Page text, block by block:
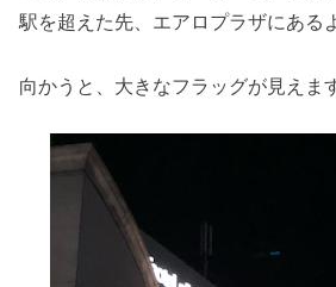
駅を超えた先、エアロプラザにある
向かうと、大きなフラッグが見えま